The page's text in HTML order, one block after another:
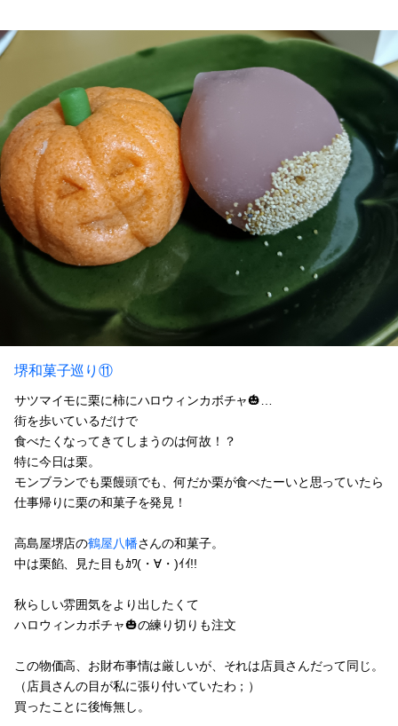
堺和菓子巡り⑪
サツマイモに栗に柿にハロウィンカボチャ🎃…
街を歩いているだけで
食べたくなってきてしまうのは何故！？
特に今日は栗。
モンブランでも栗饅頭でも、何だか栗が食べたーいと思っていたら
仕事帰りに栗の和菓子を発見！
高島屋堺店の鶴屋八幡さんの和菓子。
中は栗餡、見た目もｶﾜ(・∀・)ｲｲ!!
秋らしい雰囲気をより出したくて
ハロウィンカボチャ🎃の練り切りも注文
この物価高、お財布事情は厳しいが、それは店員さんだって同じ。
（店員さんの目が私に張り付いていたわ；）
買ったことに後悔無し。